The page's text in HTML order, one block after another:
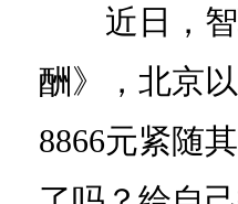
近日，智
酬》，北京
8866元紧随